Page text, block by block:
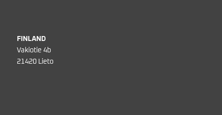
FINLAND
Vakiotie 4b
21420 Lieto